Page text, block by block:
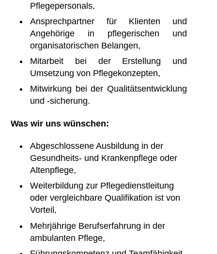
Pflegepersonals,
Ansprechpartner für Klienten und
Angehörige in pflegerischen und
organisatorischen Belangen,
Mitarbeit bei der Erstellung und
Umsetzung von Pflegekonzepten,
Mitwirkung bei der Qualitätsentwicklung
und -sicherung.
Was wir uns wünschen:
Abgeschlossene Ausbildung in der
Gesundheits- und Krankenpflege oder
Altenpflege,
Weiterbildung zur Pflegedienstleitung
oder vergleichbare Qualifikation ist von
Vorteil,
Mehrjährige Berufserfahrung in der
ambulanten Pflege,